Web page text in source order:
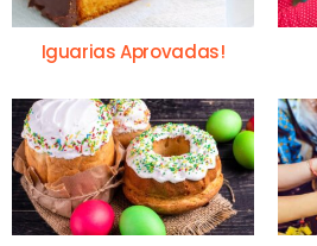
Iguarias Aprovadas!